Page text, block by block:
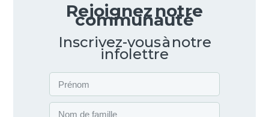
Rejoignez notre
communauté
Inscrivez-vous à notre
infolettre